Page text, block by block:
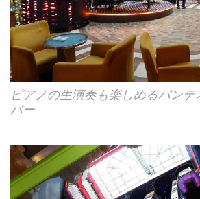
ピアノの生演奏も楽しめるパンテ
バー